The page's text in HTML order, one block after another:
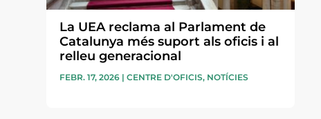
La UEA reclama al Parlament de
Catalunya més suport als oficis i al
relleu generacional
FEBR. 17, 2026 |CENTRE D'OFICIS, NOTÍCIES